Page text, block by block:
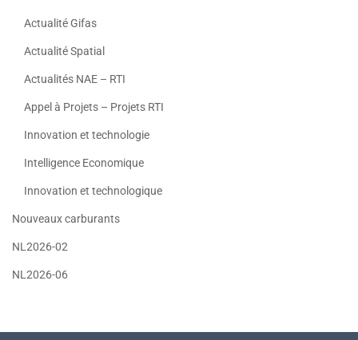
Actualité Gifas
Actualité Spatial
Actualités NAE – RTI
Appel à Projets – Projets RTI
Innovation et technologie
Intelligence Economique
Innovation et technologique
Nouveaux carburants
NL2026-02
NL2026-06